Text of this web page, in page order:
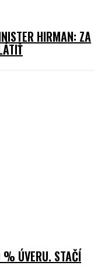
HIRMAN: ZA
ÚVERU. STAČÍ